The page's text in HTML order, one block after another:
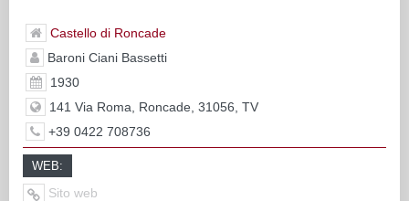
Castello di Roncade
Baroni Ciani Bassetti
1930
141 Via Roma, Roncade, 31056, TV
+39 0422 708736
WEB:
Sito web